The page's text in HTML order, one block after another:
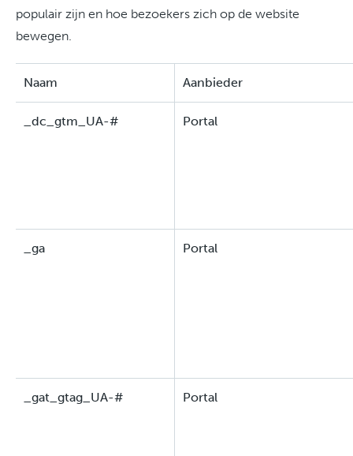
populair zijn en hoe bezoekers zich op de website
bewegen.
Naam Aanbieder
_dc_gtm_UA-# Portal
_ga Portal
_gat_gtag_UA-# Portal